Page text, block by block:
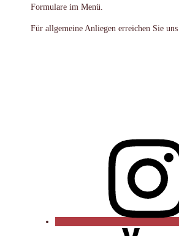
Formulare im Menü.
Für allgemeine Anliegen erreichen Sie